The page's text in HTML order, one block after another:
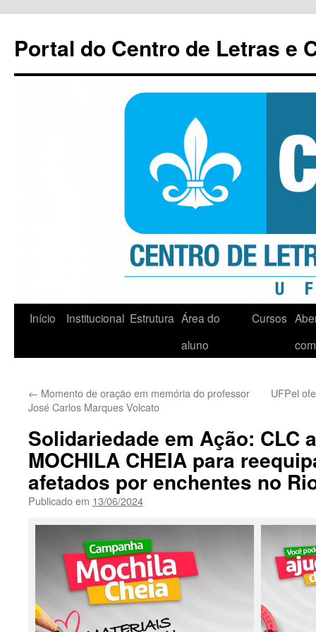
conteúdo
Portal do Centro de Letras e
Início Institucional Estrutura Área do
aluno
Cursos
← Momento de oração em memória do professor
José Carlos Marques Volcato
UFPel
Solidariedade em Ação: CLC
MOCHILA CHEIA para
afetados por enchentes no
Publicado em 13/06/2024